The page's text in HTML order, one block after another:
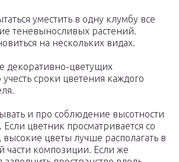
уместить в одну клумбу все
теневыносливых растений.
на нескольких видах.
декоративно-цветущих
сроки цветения каждого
и про соблюдение высотности
Если цветник просматривается со
высокие цветы лучше располагать в
части композиции. Если же